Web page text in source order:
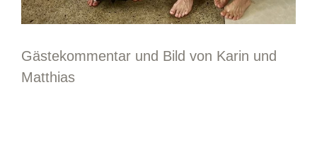
Gästekommentar und Bild von Karin und
Matthias